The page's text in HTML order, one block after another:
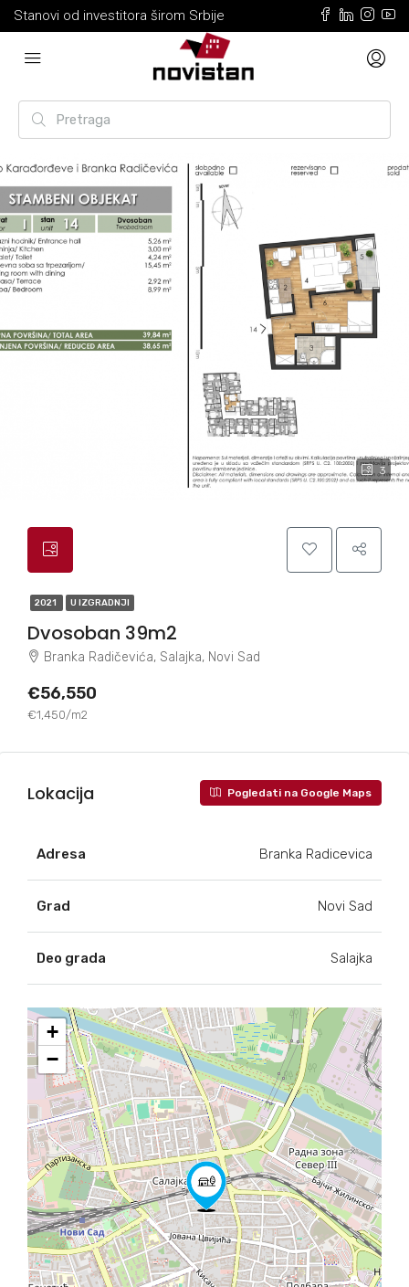
Stanovi od investitora širom Srbije
3
2021 U IZGRADNJI
Dvosoban 39m2
Branka Radičevića, Salajka, Novi Sad
€56,550
€1,450/m2
Lokacija Pogledati na Google Maps
Adresa Branka Radicevica
Grad Novi Sad
Deo grada Salajka
+
−